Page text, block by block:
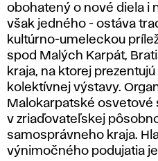
obohatený o nové diela i
však jedného - ostáva
kultúrno-umeleckou
spod Malých Karpát,
kraja, na ktorej
kolektívnej výstavy.
Malokarpatské osvetové
v zriaďovateľskej
samosprávneho kraja.
výnimočného podujatia